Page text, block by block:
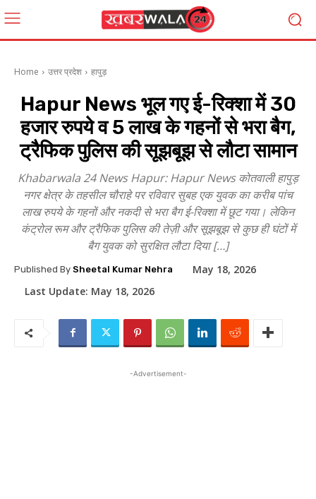
Home उत्तर प्रदेश हापुड़
Hapur News भूल गए ई-रिक्शा में 30
हजार रुपये व 5 लाख के गहनों से भरा बैग,
ट्रैफिक पुलिस की सूझबूझ से लौटा सामान
Khabarwala 24 News Hapur: Hapur News कोतवाली हापुड़
नगर क्षेत्र के तहसील चौराहे पर रविवार सुबह एक युवक का करीब पांच
लाख रुपये के गहनों और नकदी से भरा बैग ई-रिक्शा में छूट गया। लेकिन
कंट्रोल रूम और ट्रैफिक पुलिस की तेज़ी और सूझबूझ से कुछ ही घंटों में
बैग युवक को सुरक्षित लौटा दिया […]
Published By Sheetal Kumar Nehra
May 18, 2026
Last Update: May 18, 2026
-Advertisement-